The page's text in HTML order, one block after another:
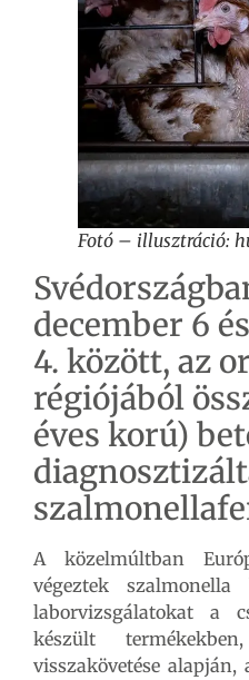
Fotó – illusztráció:
december 6
4. között, az
régiójából
éves korú)
A közelmúltban
végeztek szalmonella
laborvizsgálatokat a
készült
visszakövetése